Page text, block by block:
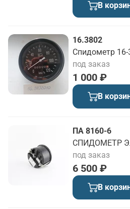
В
16.3802
Спидометр 16-
1 000 ₽
под заказ
В
ПА 8160-6
СПИДОМЕТР
6 500 ₽
под заказ
В